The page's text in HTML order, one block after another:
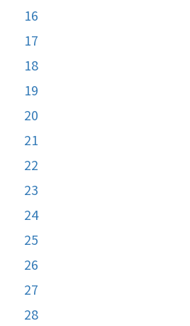
16
17
18
19
20
21
22
23
24
25
26
27
28